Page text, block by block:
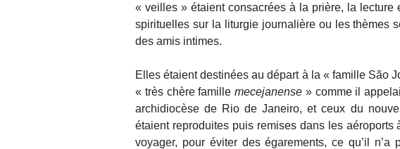
« veilles » étaient consacrées à la prière, la lecture
spirituelles sur la liturgie journalière ou les thèmes
des amis intimes.
Elles étaient destinées au départ à la « famille São
« très chère famillemecejanense » comme il
archidiocèse de Rio de Janeiro, et ceux du
étaient reproduites puis remises dans les
voyager, pour éviter des égarements, ce qu’il n’a